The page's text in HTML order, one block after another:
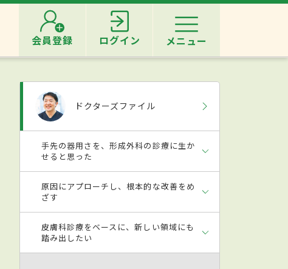
会員登録 ログイン メニュー
ドクターズファイル
手先の器用さを、形成外科の診療に生か
せると思った
原因にアプローチし、根本的な改善をめ
ざす
皮膚科診療をベースに、新しい領域にも
踏み出したい